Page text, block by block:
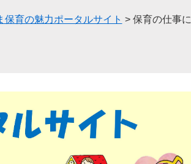
保育の魅力ポータルサイト > 保育の仕事に